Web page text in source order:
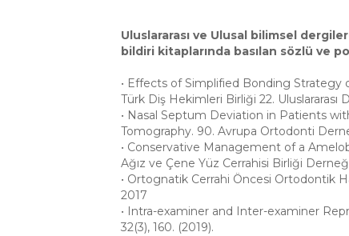
Uluslararası ve Ulusal bilimsel
bildiri kitaplarında basılan sözlü ve
• Effects of Simplified Bonding
Türk Diş Hekimleri Birliği 22. Uluslararası
• Nasal Septum Deviation in Patients
Tomography. 90. Avrupa Ortodonti
• Conservative Management of a
Ağız ve Çene Yüz Cerrahisi Birliği
• Ortognatik Cerrahi Öncesi Ortodontik
2017
• Intra-examiner and Inter-examiner
32(3), 160. (2019).